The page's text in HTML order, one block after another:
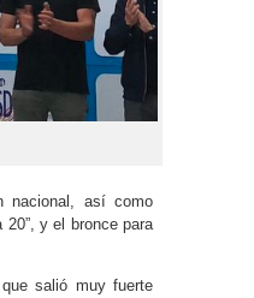
nacional, así como
20”, y el bronce para
salió muy fuerte